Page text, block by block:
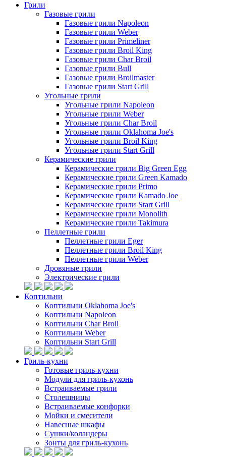
Грили
Газовые грили
Газовые грили Napoleon
Газовые грили Weber
Газовые грили Primeliner
Газовые грили Broil King
Газовые грили Char Broil
Газовые грили Bull
Газовые грили Broilmaster
Газовые грили Start Grill
Угольные грили
Угольные грили Napoleon
Угольные грили Weber
Угольные грили Char Broil
Угольные грили Oklahoma Joe's
Угольные грили Broil King
Угольные грили Start Grill
Керамические грили
Керамические грили Big Green Egg
Керамические грили Green Kamado
Керамические грили Primo
Керамические грили Kamado Joe
Керамические грили Start Grill
Керамические грили Monolith
Керамические грили Takimura
Пеллетные грили
Пеллетные грили Eger
Пеллетные грили Broil King
Пеллетные грили Weber
Дровяные грили
Электрические грили
Коптильни
Коптильни Oklahoma Joe's
Коптильни Napoleon
Коптильни Char Broil
Коптильни Weber
Коптильни Start Grill
Гриль-кухни
Готовые гриль-кухни
Модули для гриль-кухонь
Встраиваемые грили
Столешницы
Встраиваемые конфорки
Мойки и смесители
Навесные шкафы
Сушки/коландеры
Зонты для гриль-кухонь